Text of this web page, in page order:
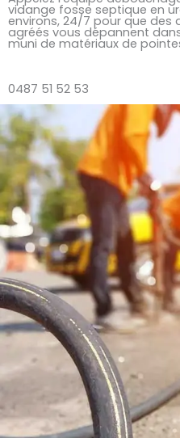
vidange fosse septique en
environs, 24/7 pour que des
agréés vous dépannent
muni de matériaux de
0487 51 52 53